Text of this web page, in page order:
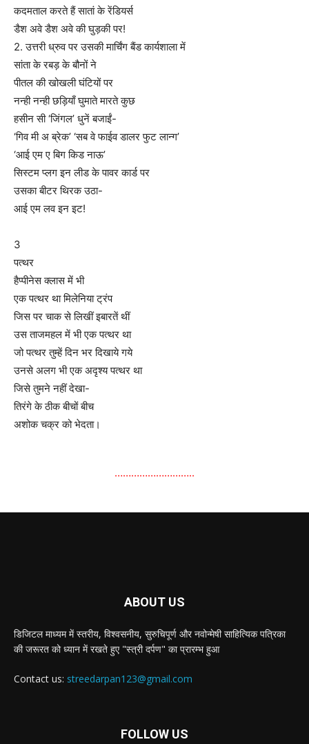
कदमताल करते हैं सातां के रेंडियर्स
डैश अवे डैश अवे की घुड़की पर!
2. उत्तरी ध्रुव पर उसकी मार्चिंग बैंड कार्यशाला में
सांता के रबड़ के बौनों ने
पीतल की खोखली घंटियों पर
नन्ही नन्ही छड़ियाँ घुमाते मारते कुछ
हसीन सी ‘जिंगल’ धुनें बजाईं-
‘गिव मी अ ब्रेक’ ‘सब वे फाईव डालर फुट लान्ग’
‘आई एम ए बिग किड नाऊ’
सिस्टम प्लग इन लीड के पावर कार्ड पर
उसका बीटर थिरक उठा-
आई एम लव इन इट!
3
पत्थर
हैप्पीनेस क्लास में भी
एक पत्थर था मिलेनिया ट्रंप
जिस पर चाक से लिखीं इबारतें थीं
उस ताजमहल में भी एक पत्थर था
जो पत्थर तुम्हें दिन भर दिखाये गये
उनसे अलग भी एक अदृश्य पत्थर था
जिसे तुमने नहीं देखा-
तिरंगे के ठीक बीचों बीच
अशोक चक्र को भेदता।
………………………..
ABOUT US
डिजिटल माध्यम में स्तरीय, विश्वसनीय, सुरुचिपूर्ण और नवोन्मेषी साहित्यिक पत्रिका
की जरूरत को ध्यान में रखते हुए "स्त्री दर्पण" का प्रारम्भ हुआ
Contact us: streedarpan123@gmail.com
FOLLOW US